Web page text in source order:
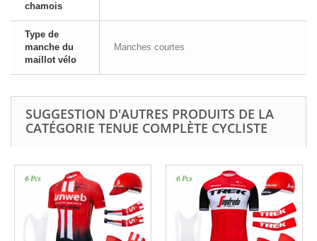
chamois
Type de
manche du
maillot vélo
Manches courtes
SUGGESTION D'AUTRES PRODUITS DE LA
CATÉGORIE TENUE COMPLÈTE CYCLISTE